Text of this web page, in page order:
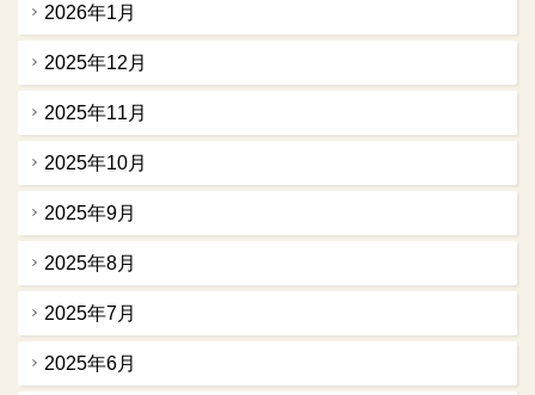
2026年1月
2025年12月
2025年11月
2025年10月
2025年9月
2025年8月
2025年7月
2025年6月